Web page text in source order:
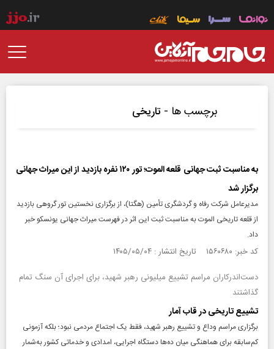
برچسب ها - تاریخی
به مناسبت ثبت جهانی قلعه الموت؛ تور ۱۲۰ نفره بازدید از این میراث جهانی
برگزار شد
مدیرعامل شرکت رفاه و گردشگری تأمین (هگتا)، از برگزاری نخستین تور گروهی بازدید
از قلعه تاریخی الموت به مناسبت ثبت این اثر در فهرست میراث جهانی یونسکو خبر
داد.
کد خبر: ۱۵۶۰۶۸۰ تاریخ انتشار : ۱۴۰۵/۰۵/۰۴
دست‌اندرکاران مراسم تشییع میلیونی رهبر شهید، برای اجرای آن سنگ تمام
گذاشتند
تشییع تاریخی در قاب آمار
برگزاری مراسم وداع و تشییع رهبر شهید، فقط یک اجتماع مردمی نبود؛ بلکه آزمونی
کم‌سابقه برای هماهنگی میان ده‌ها دستگاه اجرایی، امدادی و خدماتی کشور به‌شمار